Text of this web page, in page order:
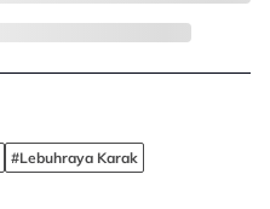
#Lebuhraya Karak